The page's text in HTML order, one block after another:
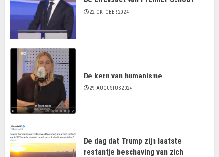
22 OKTOBER 2024
De kern van humanisme
29 AUGUSTUS 2024
De dag dat Trump zijn laatste
restantje beschaving van zich